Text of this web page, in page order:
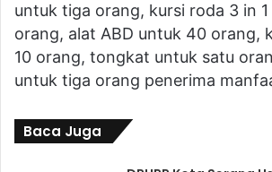
untuk tiga orang, kursi roda 3 in
orang, alat ABD untuk 40 orang,
10 orang, tongkat untuk satu
untuk tiga orang penerima
Baca Juga